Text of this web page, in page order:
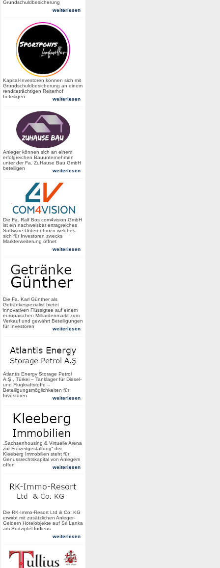
Grundschuldbesicherung
weiterlesen
Kapital-Investoren können sich mit
Grundschuldbesicherung an einem
renditeträchtigen Reiterhof
beteiligen
weiterlesen
Anleger können sich an einem
erfolgreichen Bauunternehmen
unter der Fa. ZuHause Bau GmbH
beteiligen
weiterlesen
Die Fa. Ralf Bos com4vision GmbH
ist ein nachweisbar ertragreiches
Software-Unternehmen welches
sich für Investoren zwecks
Markterweiterung öffnet
weiterlesen
Die Fa. Karl Günther als
Getränkespezialist bietet
innovativen Flüssigtee auf einem
europäischen Milliardenmarkt zum
Verkauf und gewährt Beteiligungen
für Investoren
weiterlesen
Atlantis Energy Storage Petrol
A.Ş., Türkei – Tanklager für Diesel-
und Flugkraftstoffe –
Beteiligungsmöglichkeiten für
Investoren
weiterlesen
„Sachsenhousing & Virtuelle Arena
zur Freizeitgestaltung“ der
Kleeberg Immobilien steht für
Genussrechtskapital von Anlegern
offen
weiterlesen
Die RK-Immo-Resort Ltd & Co. KG
erwirbt mit zusätzlichen Anleger-
Geldern Hotelobjekte auf Sri Lanka
am Südzipfel Indiens
weiterlesen